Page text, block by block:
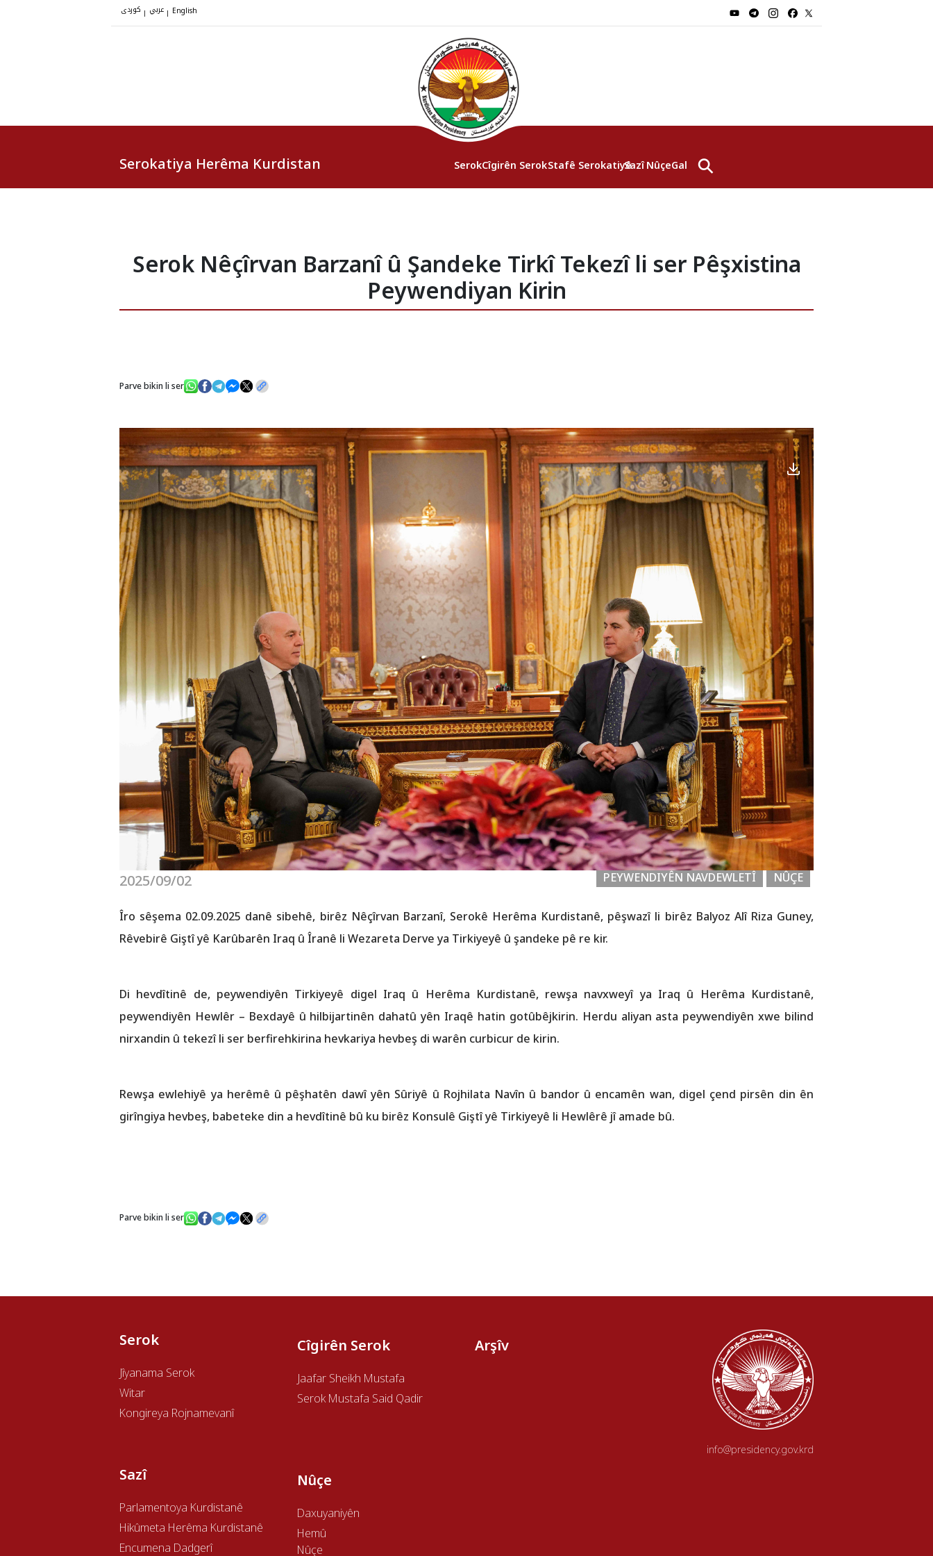
| | English
Serokatiya Herêma Kurdistan SerokCîgirên SerokStafê SerokatiyêSazî NûçeGalerî⚲
Serok Nêçîrvan Barzanî û Şandeke Tirkî Tekezî li ser Pêşxistina
Peywendiyan Kirin
Parve bikin li ser
2025/09/02 NÛÇE
PEYWENDIYÊN NAVDEWLETÎ
Îro sêşema 02.09.2025 danê sibehê, birêz Nêçîrvan Barzanî, Serokê Herêma Kurdistanê, pêşwazî li birêz Balyoz Alî Riza Guney,
Rêvebirê Giştî yê Karûbarên Iraq û Îranê li Wezareta Derve ya Tirkiyeyê û şandeke pê re kir.
Di hevdîtinê de, peywendiyên Tirkiyeyê digel Iraq û Herêma Kurdistanê, rewşa navxweyî ya Iraq û Herêma Kurdistanê,
peywendiyên Hewlêr – Bexdayê û hilbijartinên dahatû yên Iraqê hatin gotûbêjkirin. Herdu aliyan asta peywendiyên xwe bilind
nirxandin û tekezî li ser berfirehkirina hevkariya hevbeş di warên curbicur de kirin.
Rewşa ewlehiyê ya herêmê û pêşhatên dawî yên Sûriyê û Rojhilata Navîn û bandor û encamên wan, digel çend pirsên din ên
girîngiya hevbeş, babeteke din a hevdîtinê bû ku birêz Konsulê Giştî yê Tirkiyeyê li Hewlêrê jî amade bû.
Parve bikin li ser
Serok
Jîyanama Serok
Witar
Kongireya Rojnamevanî
Sazî
Parlamentoya Kurdistanê
Hikûmeta Herêma Kurdistanê
Encumena Dadgerî
Cîgirên Serok
Jaafar Sheikh Mustafa
Serok Mustafa Said Qadir
Nûçe
Daxuyaniyên
Hemû
Nûçe
Arşîv
info@presidency.gov.krd